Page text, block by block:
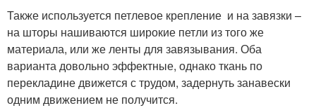
Также используется петлевое крепление и на завязки –
на шторы нашиваются широкие петли из того же
материала, или же ленты для завязывания. Оба
варианта довольно эффектные, однако ткань по
перекладине движется с трудом, задернуть занавески
одним движением не получится.